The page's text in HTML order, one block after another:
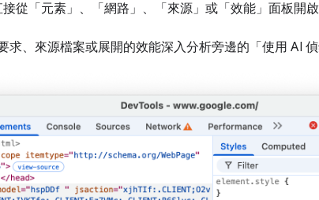
從「元素」 、「網路」 、「來源」 或「效能」 面板開
求、來源檔案或展開的效能深入分析旁邊的「使用 AI 偵